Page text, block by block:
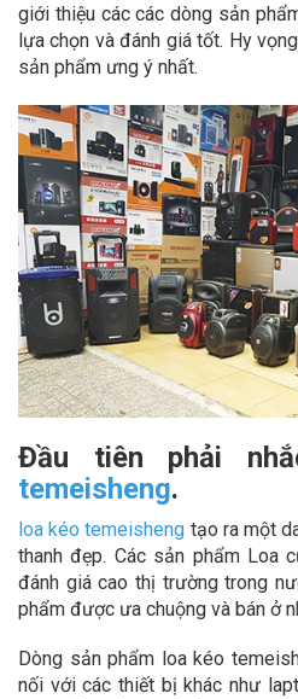
giới thiệu các các dòng sản
lựa chọn và đánh giá tốt. Hy
sản phẩm ưng ý nhất.
Đầu tiên phải
temeisheng.
loa kéo temeisheng tạo ra một
thanh đẹp. Các sản phẩm Loa
đánh giá cao thị trường trong
phẩm được ưa chuộng và bán ở
Dòng sản phẩm loa kéo
nối với các thiết bị khác như